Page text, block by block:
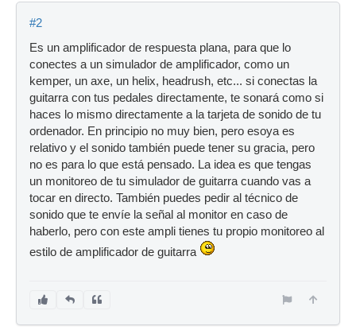
#2
Es un amplificador de respuesta plana, para que lo
conectes a un simulador de amplificador, como un
kemper, un axe, un helix, headrush, etc... si conectas la
guitarra con tus pedales directamente, te sonará como si
haces lo mismo directamente a la tarjeta de sonido de tu
ordenador. En principio no muy bien, pero esoya es
relativo y el sonido también puede tener su gracia, pero
no es para lo que está pensado. La idea es que tengas
un monitoreo de tu simulador de guitarra cuando vas a
tocar en directo. También puedes pedir al técnico de
sonido que te envíe la señal al monitor en caso de
haberlo, pero con este ampli tienes tu propio monitoreo al
estilo de amplificador de guitarra